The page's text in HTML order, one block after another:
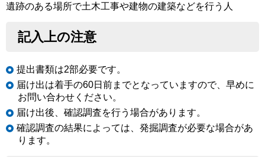
遺跡のある場所で土木工事や建物の建築などを行う人
記入上の注意
提出書類は2部必要です。
届け出は着手の60日前までとなっていますので、早めに
お問い合わせください。
届け出後、確認調査を行う場合があります。
確認調査の結果によっては、発掘調査が必要な場合があ
ります。